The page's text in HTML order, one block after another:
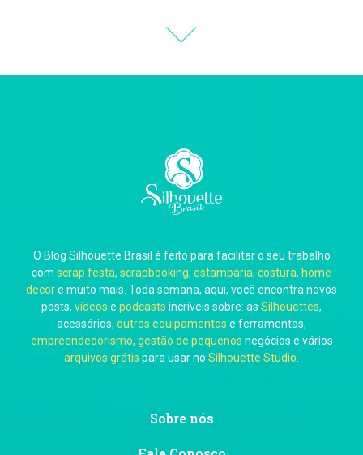
Carla Eschberger
Carol Pessoa
Ju Mirthes
O Blog Silhouette Brasil é feito para facilitar o seu trabalho
com scrap festa, scrapbooking, estamparia, costura, home
decore muito mais. Toda semana, aqui, você encontra novos
posts, vídeos e podcasts incríveis sobre: as Silhouettes,
acessórios, outros equipamentos e ferramentas,
empreendedorismo, gestão de pequenos negócios e vários
arquivos grátis para usar no Silhouette Studio
Sobre nós